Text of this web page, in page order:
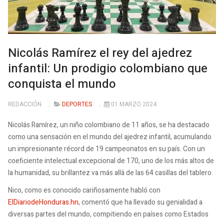
Nicolás Ramírez el rey del ajedrez
infantil: Un prodigio colombiano que
conquista el mundo
REDACCIÓN DEPORTES 01 MARZO 2024
Nicolás Ramírez, un niño colombiano de 11 años, se ha destacado
como una sensación en el mundo del ajedrez infantil, acumulando
un impresionante récord de 19 campeonatos en su país. Con un
coeficiente intelectual excepcional de 170, uno de los más altos de
la humanidad, su brillantez va más allá de las 64 casillas del tablero.
Nico, como es conocido cariñosamente habló con
ElDiariodeHonduras.hn, comentó que ha llevado su genialidad a
diversas partes del mundo, compitiendo en países como Estados